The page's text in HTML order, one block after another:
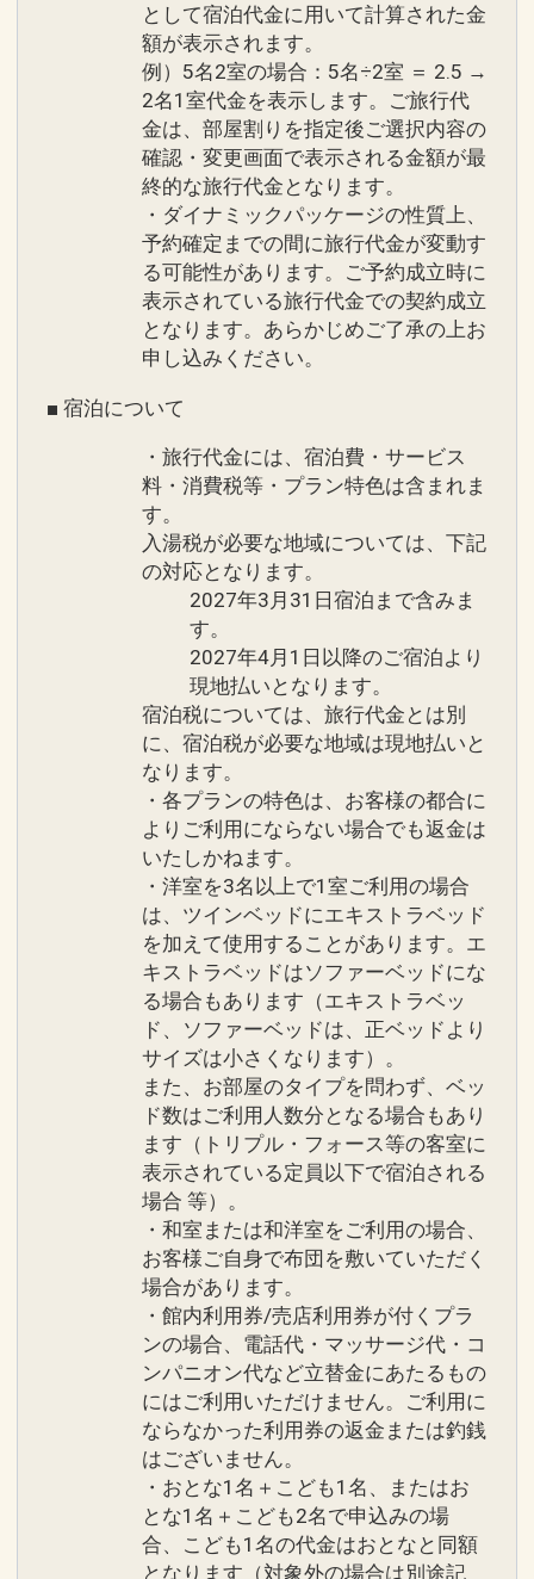
として宿泊代金に用いて計算された金
額が表示されます。
例）5名2室の場合：5名÷2室 ＝ 2.5 →
2名1室代金を表示します。ご旅行代
金は、部屋割りを指定後ご選択内容の
確認・変更画面で表示される金額が最
終的な旅行代金となります。
・ダイナミックパッケージの性質上、
予約確定までの間に旅行代金が変動す
る可能性があります。ご予約成立時に
表示されている旅行代金での契約成立
となります。あらかじめご了承の上お
申し込みください。
■ 宿泊について
・旅行代金には、宿泊費・サービス
料・消費税等・プラン特色は含まれま
す。
入湯税が必要な地域については、下記
の対応となります。
2027年3月31日宿泊まで含みま
す。
2027年4月1日以降のご宿泊より
現地払いとなります。
宿泊税については、旅行代金とは別
に、宿泊税が必要な地域は現地払いと
なります。
・各プランの特色は、お客様の都合に
よりご利用にならない場合でも返金は
いたしかねます。
・洋室を3名以上で1室ご利用の場合
は、ツインベッドにエキストラベッド
を加えて使用することがあります。エ
キストラベッドはソファーベッドにな
る場合もあります（エキストラベッ
ド、ソファーベッドは、正ベッドより
サイズは小さくなります）。
また、お部屋のタイプを問わず、ベッ
ド数はご利用人数分となる場合もあり
ます（トリプル・フォース等の客室に
表示されている定員以下で宿泊される
場合 等）。
・和室または和洋室をご利用の場合、
お客様ご自身で布団を敷いていただく
場合があります。
・館内利用券/売店利用券が付くプラ
ンの場合、電話代・マッサージ代・コ
ンパニオン代など立替金にあたるもの
にはご利用いただけません。ご利用に
ならなかった利用券の返金または釣銭
はございません。
・おとな1名＋こども1名、またはお
とな1名＋こども2名で申込みの場
合、こども1名の代金はおとなと同額
となります（対象外の場合は別途記